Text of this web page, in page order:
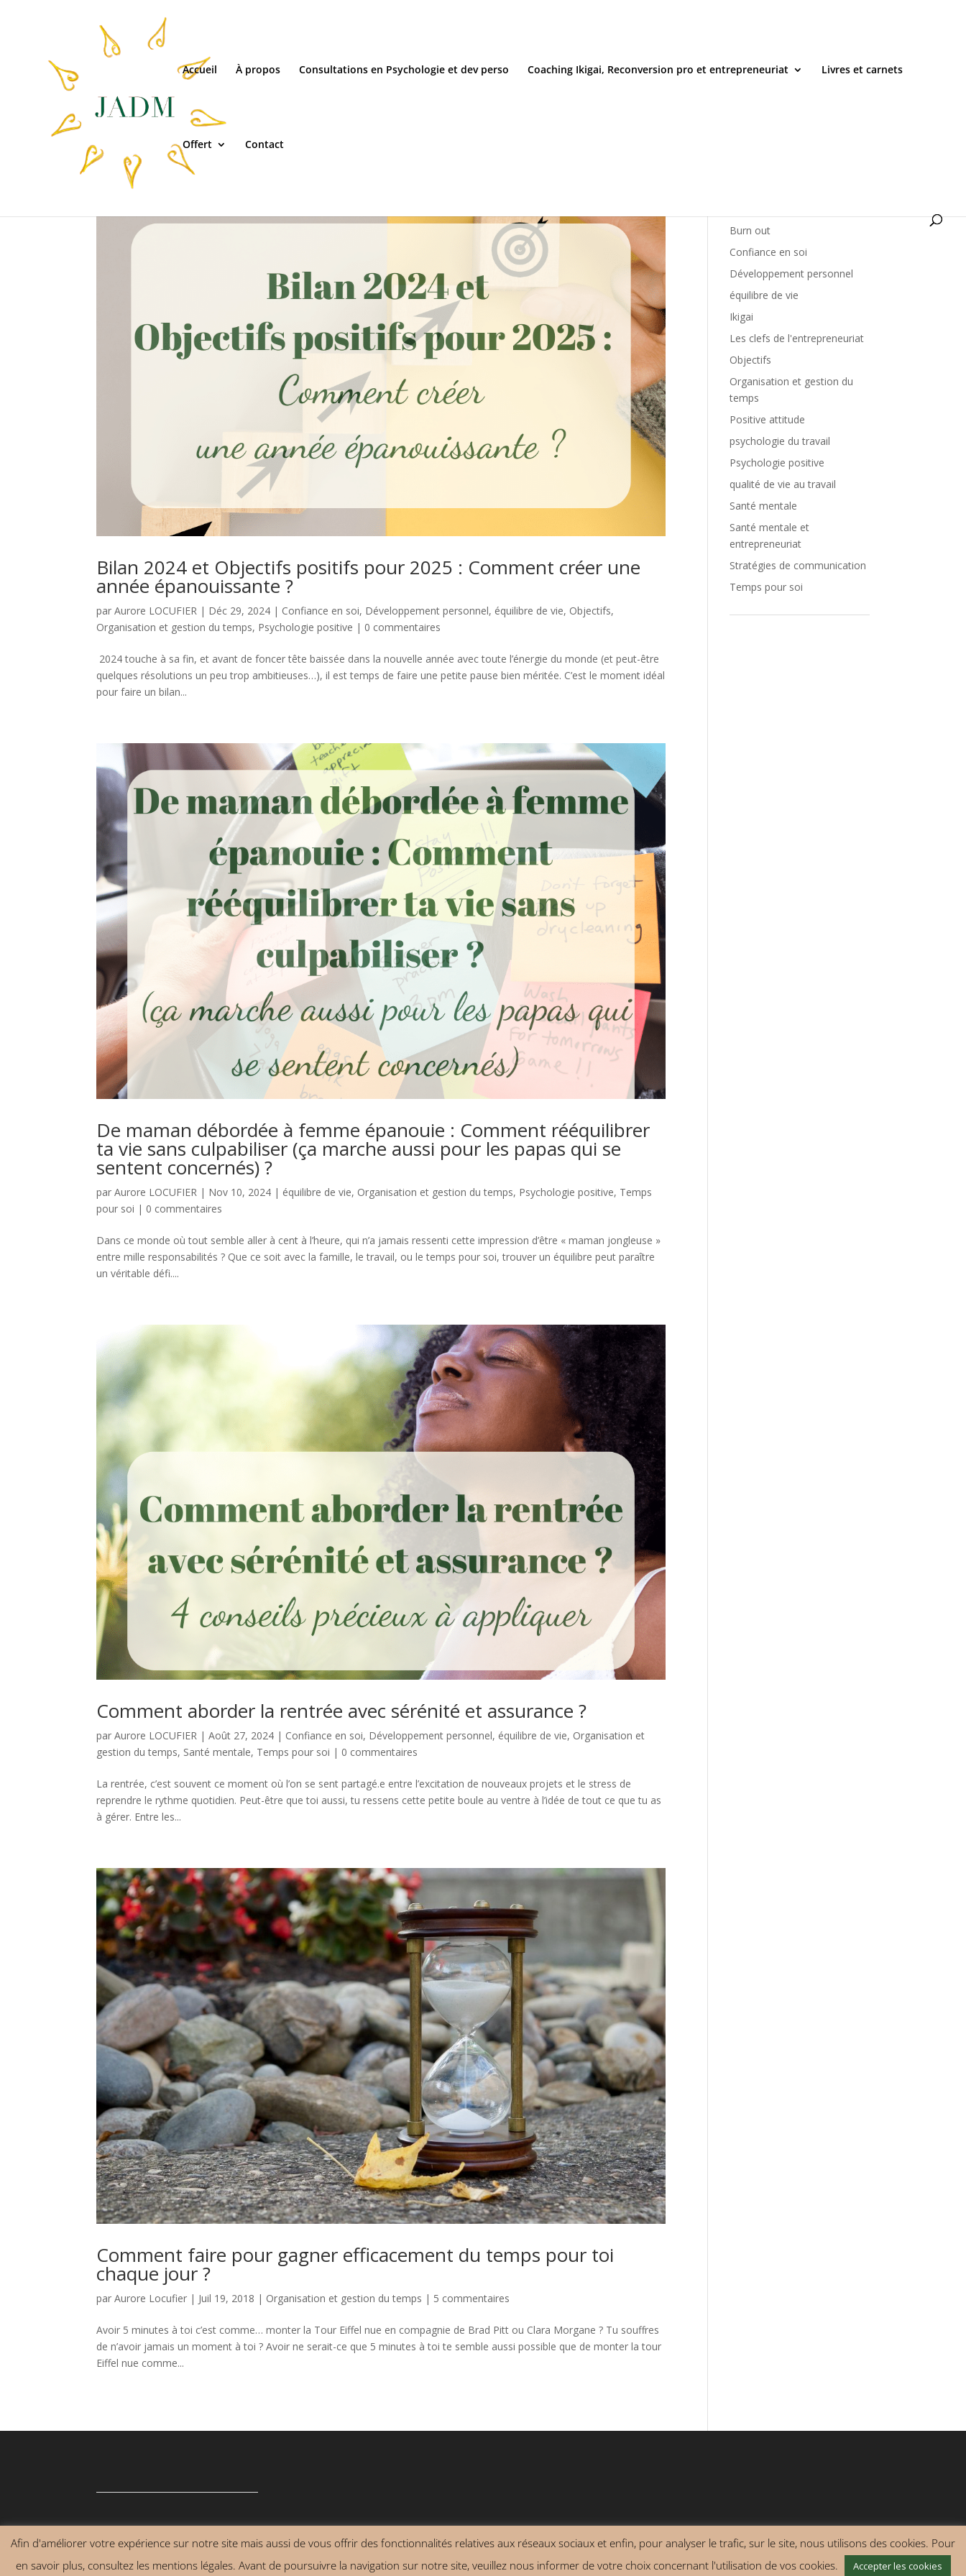
Accueil À propos Consultations en Psychologie et dev perso Coaching Ikigai, Reconversion pro et entrepreneuriat Livres et carnets
Offert Contact
Bilan 2024 et Objectifs positifs pour 2025 : Comment créer une
année épanouissante ?
parAurore LOCUFIER | Déc 29, 2024 | Confiance en soi, Développement personnel, équilibre de vie, Objectifs,
Organisation et gestion du temps, Psychologie positive | 0 commentaires
2024 touche à sa fin, et avant de foncer tête baissée dans la nouvelle année avec toute l’énergie du monde (et peut-être
quelques résolutions un peu trop ambitieuses…), il est temps de faire une petite pause bien méritée. C’est le moment idéal
pour faire un bilan...
De maman débordée à femme épanouie : Comment rééquilibrer
ta vie sans culpabiliser (ça marche aussi pour les papas qui se
sentent concernés) ?
parAurore LOCUFIER | Nov 10, 2024 | équilibre de vie, Organisation et gestion du temps, Psychologie positive, Temps
pour soi | 0 commentaires
Dans ce monde où tout semble aller à cent à l’heure, qui n’a jamais ressenti cette impression d’être « maman jongleuse »
entre mille responsabilités ? Que ce soit avec la famille, le travail, ou le temps pour soi, trouver un équilibre peut paraître
un véritable défi....
Comment aborder la rentrée avec sérénité et assurance ?
parAurore LOCUFIER |Août 27, 2024 | Confiance en soi, Développement personnel, équilibre de vie, Organisation et
gestion du temps, Santé mentale, Temps pour soi | 0 commentaires
La rentrée, c’est souvent ce moment où l’on se sent partagé.e entre l’excitation de nouveaux projets et le stress de
reprendre le rythme quotidien. Peut-être que toi aussi, tu ressens cette petite boule au ventre à l’idée de tout ce que tu as
à gérer. Entre les...
Comment faire pour gagner efficacement du temps pour toi
chaque jour ?
parAurore Locufier | Juil 19, 2018 | Organisation et gestion du temps | 5 commentaires
Avoir 5 minutes à toi c’est comme… monter la Tour Eiffel nue en compagnie de Brad Pitt ou Clara Morgane ? Tu souffres
de n’avoir jamais un moment à toi ? Avoir ne serait-ce que 5 minutes à toi te semble aussi possible que de monter la tour
Eiffel nue comme...
Burn out
Confiance en soi
Développement personnel
équilibre de vie
Ikigai
Les clefs de l'entrepreneuriat
Objectifs
Organisation et gestion du
temps
Positive attitude
psychologie du travail
Psychologie positive
qualité de vie au travail
Santé mentale
Santé mentale et
entrepreneuriat
Stratégies de communication
Temps pour soi
Contact
Afin d'améliorer votre expérience sur notre site mais aussi de vous offrir des fonctionnalités relatives aux réseaux sociaux et enfin, pour analyser le trafic, sur le site, nous utilisons des cookies. Pour
en savoir plus, consultez les mentions légales. Avant de poursuivre la navigation sur notre site, veuillez nous informer de votre choix concernant l'utilisation de vos cookies.
Accepter les cookies